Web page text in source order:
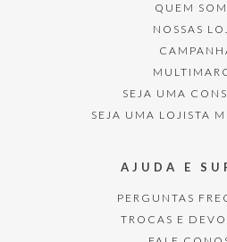
QUEM
NOSSAS
SEJA UMA
SEJA UMA LOJISTA
AJUDA E
PERGUNTAS
TROCAS E